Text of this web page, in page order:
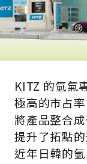
KITZ 的氫氣
極高的市占率
將產品整合
提升了拓點
近年日韓的